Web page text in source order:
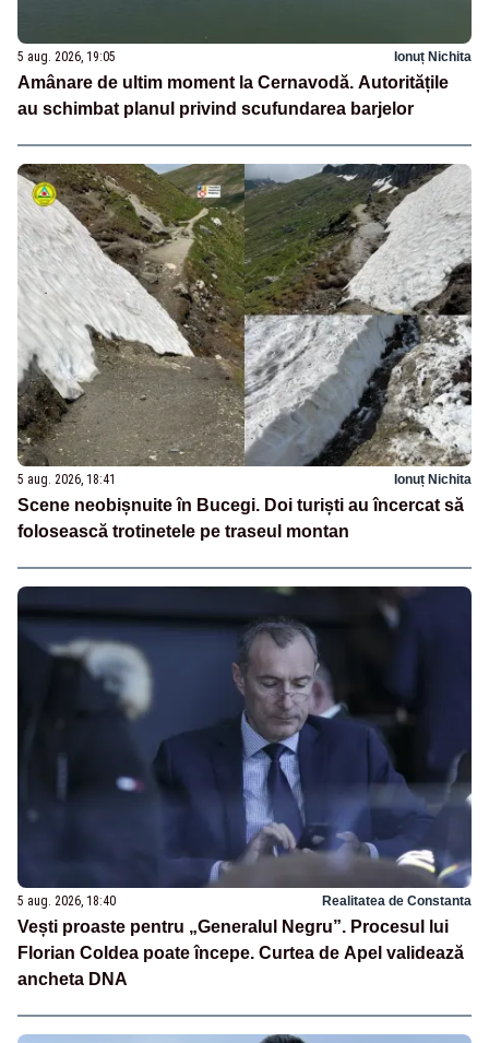
5 aug. 2026, 19:05 Ionuț Nichita
Amânare de ultim moment la Cernavodă. Autoritățile
au schimbat planul privind scufundarea barjelor
5 aug. 2026, 18:41 Ionuț Nichita
Scene neobișnuite în Bucegi. Doi turiști au încercat să
folosească trotinetele pe traseul montan
5 aug. 2026, 18:40 Realitatea de Constanta
Vești proaste pentru „Generalul Negru”. Procesul lui
Florian Coldea poate începe. Curtea de Apel validează
ancheta DNA